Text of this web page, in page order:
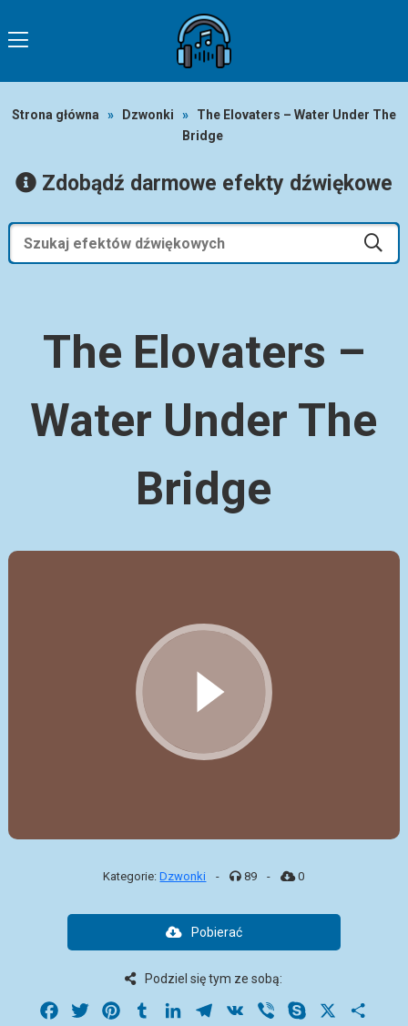
Strona główna » Dzwonki »
The Elovaters – Water Under The
Bridge
Zdobądź darmowe efekty dźwiękowe
The Elovaters –
Water Under The
Bridge
Kategorie:Dzwonki - 89 - 0
Pobierać
Podziel się tym ze sobą:
Facebook
Twitter PinterestTumblrLinkedInTelegram
VK Viber Skype